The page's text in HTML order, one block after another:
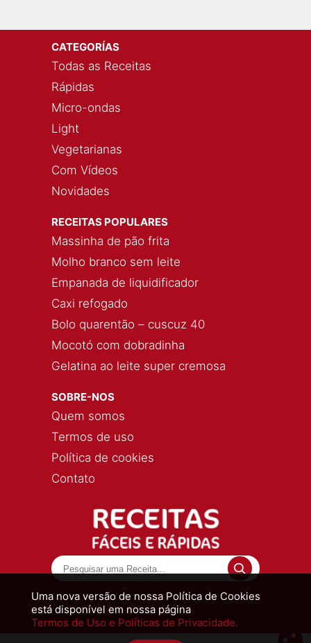
Uma nova versão de nossa Política de Cookies
está disponível em nossa página
Termos de Uso e Políticas de Privacidade.
CATEGORÍAS
Todas as Receitas
Rápidas
Micro-ondas
Light
Vegetarianas
Com Vídeos
Novidades
RECEITAS POPULARES
Massinha de pão frita
Molho branco sem leite
Empanada de liquidificador
Caxi refogado
Bolo quarentão – cuscuz 40
Mocotó com dobradinha
Gelatina ao leite super cremosa
SOBRE-NOS
Quem somos
Termos de uso
Política de cookies
Contato